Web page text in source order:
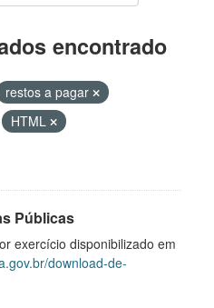
encontrado
restos a pagar
HTML
Públicas
exercício disponibilizado em
download-de-